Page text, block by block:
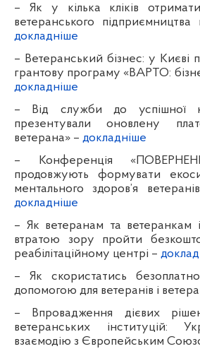
– Як у кілька кліків
ветеранського
докладніше
– Ветеранський бізнес: у Києві
грантову програму «ВАРТО:
докладніше
–
Від служби до успішної
презентували оновлену
ветерана» – докладніше
–
Конференція
продовжують формувати
ментального здоров’я
докладніше
– Як ветеранам та ветеранкам
втратою зору пройти
реабілітаційному центрі –
– Як скористатись
допомогою для ветеранів і
–
Впровадження дієвих
ветеранських інституцій:
взаємодію з Європейським